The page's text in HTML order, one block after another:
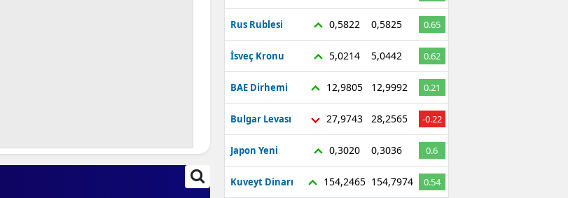
Çorum
Rus Rublesi 0,5822 0,5825 0.65
İsveç Kronu 5,0214 5,0442 0.62
BAE Dirhemi 12,9805 12,9992 0.21
Bulgar Levası 27,9743 28,2565 -0.22
Japon Yeni 0,3020 0,3036 0.6
Kuveyt Dinarı 154,2465 154,7974 0.54